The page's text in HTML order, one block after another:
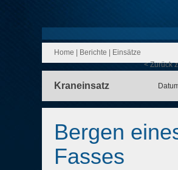
Home Berichte
Einsätze
< Zurück
Kraneinsatz
Bergen
Fasses